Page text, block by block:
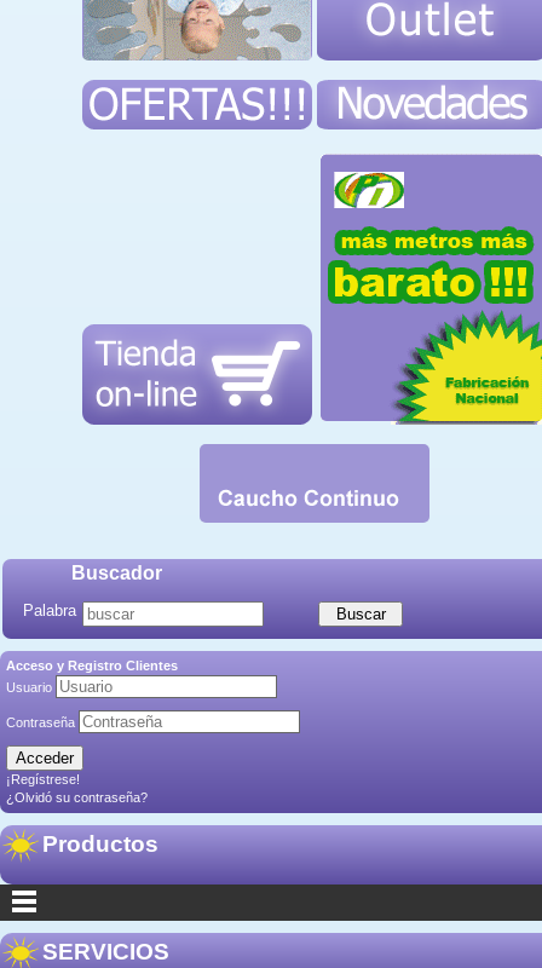
Buscador
Palabra
Acceso y Registro Clientes
Usuario
Contraseña
¡Regístrese!
¿Olvidó su contraseña?
Productos
SERVICIOS